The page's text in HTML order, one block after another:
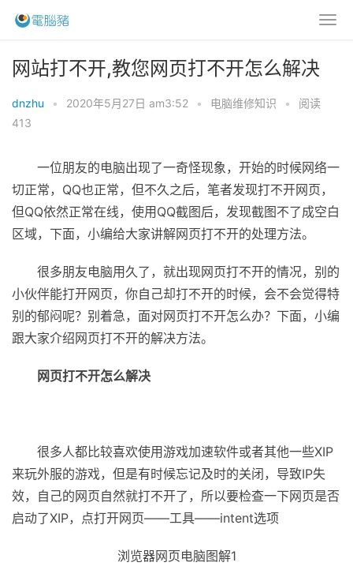
网站打不开,教您网页打不开怎么解决
dnzhu • 2020年5月27日 am3:52 • 电脑维修知识 •
阅读
413
一位朋友的电脑出现了一奇怪现象，开始的时候网络一
切正常，QQ也正常，但不久之后，笔者发现打不开网页，
但QQ依然正常在线，使用QQ截图后，发现截图不了成空白
区域，下面，小编给大家讲解网页打不开的处理方法。
很多朋友电脑用久了，就出现网页打不开的情况，别的
小伙伴能打开网页，你自己却打不开的时候，会不会觉得特
别的郁闷呢？别着急，面对网页打不开怎么办？下面，小编
跟大家介绍网页打不开的解决方法。
网页打不开怎么解决
很多人都比较喜欢使用游戏加速软件或者其他一些XIP
来玩外服的游戏，但是有时候忘记及时的关闭，导致IP失
效，自己的网页自然就打不开了，所以要检查一下网页是否
启动了XIP，点打开网页——工具——intent选项
浏览器网页电脑图解1